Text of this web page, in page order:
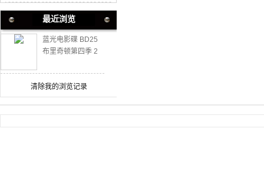
最近浏览
蓝光电影碟 BD25
布里奇顿第四季 2
清除我的浏览记录